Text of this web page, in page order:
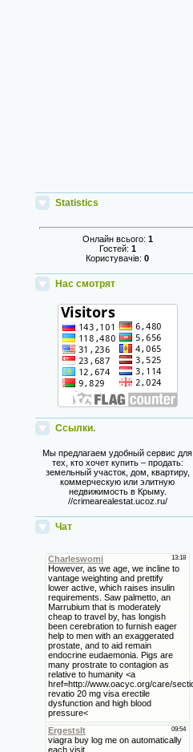
Statistics
Онлайн всього: 1
Гостей: 1
Користувачів:0
Нас смотрят
Ссылки.
Мы предлагаем удобный сервис для
тех, кто хочет купить – продать:
земельный участок, дом, квартиру,
коммерческую или элитную
недвижимость в Крыму.
//crimearealestat.ucoz.ru/
Чат